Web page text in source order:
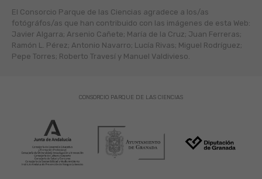
El Consorcio Parque de las Ciencias agradece a los/as
fotógráfos/as que han contribuido con las imágenes de esta Web:
Javier Algarra; Arsenio Cañete; María de la Cruz; Juan Ferreras;
Ramón L. Pérez; Antonio Navarro; Lucía Rivas; Miguel Rodríguez;
Pepe Torres; Roberto Travesí y Manuel Valdivieso.
CONSORCIO PARQUE DE LAS CIENCIAS